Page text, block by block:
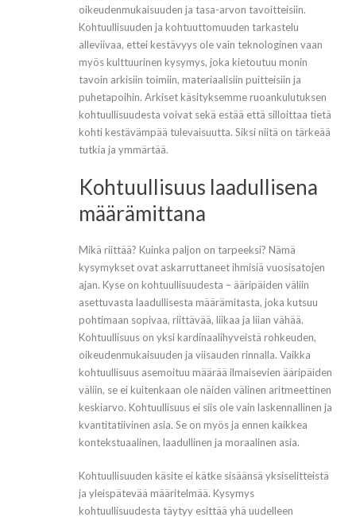
oikeudenmukaisuuden ja tasa-arvon tavoitteisiin.
Kohtuullisuuden ja kohtuuttomuuden tarkastelu
alleviivaa, ettei kestävyys ole vain teknologinen vaan
myös kulttuurinen kysymys, joka kietoutuu monin
tavoin arkisiin toimiin, materiaalisiin puitteisiin ja
puhetapoihin. Arkiset käsityksemme ruoankulutuksen
kohtuullisuudesta voivat sekä estää että silloittaa tietä
kohti kestävämpää tulevaisuutta. Siksi niitä on tärkeää
tutkia ja ymmärtää.
Kohtuullisuus laadullisena
määrämittana
Mikä riittää? Kuinka paljon on tarpeeksi? Nämä
kysymykset ovat askarruttaneet ihmisiä vuosisatojen
ajan. Kyse on kohtuullisuudesta – ääripäiden väliin
asettuvasta laadullisesta määrämitasta, joka kutsuu
pohtimaan sopivaa, riittävää, liikaa ja liian vähää.
Kohtuullisuus on yksi kardinaalihyveistä rohkeuden,
oikeudenmukaisuuden ja viisauden rinnalla. Vaikka
kohtuullisuus asemoituu määrää ilmaisevien ääripäiden
väliin, se ei kuitenkaan ole näiden välinen aritmeettinen
keskiarvo. Kohtuullisuus ei siis ole vain laskennallinen ja
kvantitatiivinen asia. Se on myös ja ennen kaikkea
kontekstuaalinen, laadullinen ja moraalinen asia.
Kohtuullisuuden käsite ei kätke sisäänsä yksiselitteistä
ja yleispätevää määritelmää. Kysymys
kohtuullisuudesta täytyy esittää yhä uudelleen